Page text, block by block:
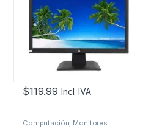
$119.99 Incl. IVA
Computación, Monitores